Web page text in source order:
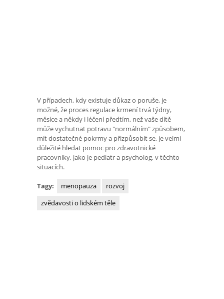
V případech, kdy existuje důkaz o poruše, je
možné, že proces regulace krmení trvá týdny,
měsíce a někdy i léčení předtím, než vaše dítě
může vychutnat potravu "normálním" způsobem,
mít dostatečné pokrmy a přizpůsobit se, je velmi
důležité hledat pomoc pro zdravotnické
pracovníky, jako je pediatr a psycholog, v těchto
situacích.
Tagy: menopauza
rozvoj
zvědavosti o lidském těle